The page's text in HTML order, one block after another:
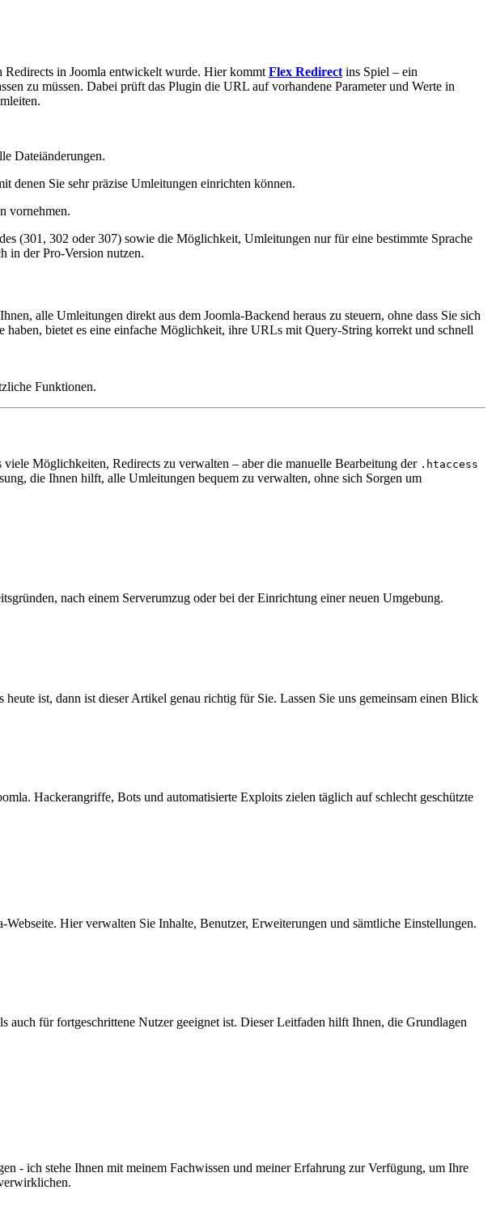
Redirects in Joomla entwickelt wurde. Hier kommt Flex Redirect ins Spiel – ein
zu müssen. Dabei prüft das Plugin die URL auf vorhandene Parameter und Werte in
Dateiänderungen.
denen Sie sehr präzise Umleitungen einrichten können.
vornehmen.
(301, 302 oder 307) sowie die Möglichkeit, Umleitungen nur für eine bestimmte Sprache
in der Pro-Version nutzen.
alle Umleitungen direkt aus dem Joomla-Backend heraus zu steuern, ohne dass Sie sich
haben, bietet es eine einfache Möglichkeit, ihre URLs mit Query-String korrekt und schnell
Funktionen.
Möglichkeiten, Redirects zu verwalten – aber die manuelle Bearbeitung der .htaccess
die Ihnen hilft, alle Umleitungen bequem zu verwalten, ohne sich Sorgen um
nach einem Serverumzug oder bei der Einrichtung einer neuen Umgebung.
ist, dann ist dieser Artikel genau richtig für Sie. Lassen Sie uns gemeinsam einen Blick
Hackerangriffe, Bots und automatisierte Exploits zielen täglich auf schlecht geschützte
Webseite. Hier verwalten Sie Inhalte, Benutzer, Erweiterungen und sämtliche Einstellungen.
für fortgeschrittene Nutzer geeignet ist. Dieser Leitfaden hilft Ihnen, die Grundlagen
- ich stehe Ihnen mit meinem Fachwissen und meiner Erfahrung zur Verfügung, um Ihre